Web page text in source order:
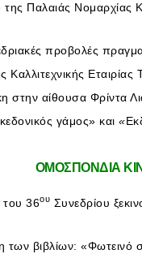
της Παλαιάς Νομαρχίας
προβολές
Καλλιτεχνικής
στην αίθουσα Φρίντα
γάμος» και «
ΟΜΟΣΠΟΝΔΙΑ
του 36ου Συνεδρίου
των βιβλίων: «Φωτεινό